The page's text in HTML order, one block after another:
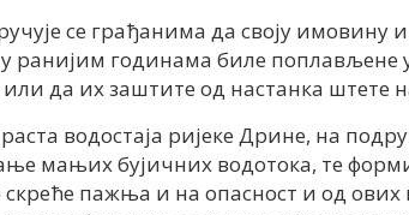
се грађанима да своју имовину
у ранијим годинама биле поплављене
да их заштите од настанка штете
водостаја ријеке Дрине, на
мањих бујичних водотока, те
скреће пажња и на опасност и од ових